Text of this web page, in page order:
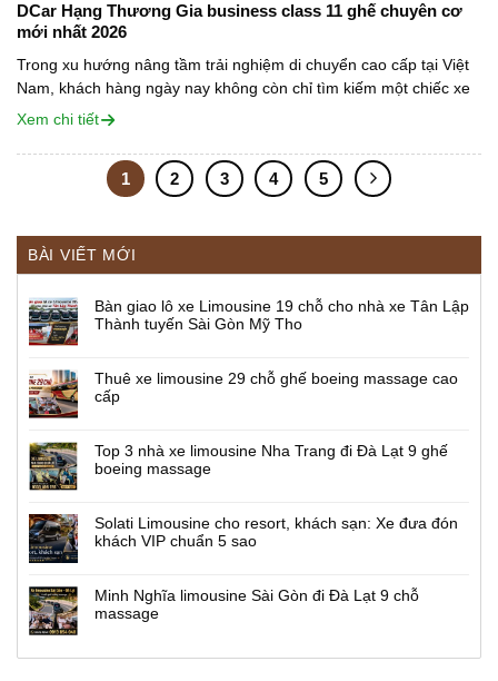
BÀI VIẾT MỚI
Bàn giao lô xe Limousine 19 chỗ cho nhà xe Tân Lập
Thành tuyến Sài Gòn Mỹ Tho
Thuê xe limousine 29 chỗ ghế boeing massage cao
cấp
Top 3 nhà xe limousine Nha Trang đi Đà Lạt 9 ghế
boeing massage
Solati Limousine cho resort, khách sạn: Xe đưa đón
khách VIP chuẩn 5 sao
Minh Nghĩa limousine Sài Gòn đi Đà Lạt 9 chỗ
massage
DCar Hạng Thương Gia business class 11 ghế chuyên cơ
mới nhất 2026
Trong xu hướng nâng tầm trải nghiệm di chuyển cao cấp tại Việt
Nam, khách hàng ngày nay không còn chỉ tìm kiếm một chiếc xe
rộng rãi hay tiện nghi đơn thuần. Điều họ...
Xem chi tiết
1 2 3 4 5